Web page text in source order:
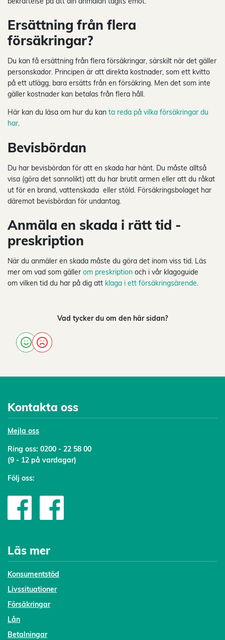
Ersättning från flera
försäkringar?
Du kan få ersättning från flera försäkringar, särskilt när det gäller
personskador. Principen är att direkta kostnader, som ett kvitto
på ett utlägg, bara ersätts från en försäkring. Men det som inte
gäller kostnader kan betalas från flera håll.
Här kan du läsa om hur du kan ta reda på vilka försäkringar du
har.
Bevisbördan
Du har bevisbördan för att en skada har hänt. Du måste alltså
visa (göra det sannolikt) att du har brutit armen eller att du råkat
ut för en brand, vattenskada eller stöld. Försäkringsbolaget har
däremot bevisbördan för undantag.
Anmäla en skada i rätt tid -
preskription
När du anmäler en skada måste du göra det inom viss tid. Läs
mer om vad som gäller om preskription och i vår klagoguide
om vilken tid du har på dig att klaga i ett försäkringsärende.
Vad tycker du om den här sidan?
Kontakta oss
Mejl a oss
Ring oss: 0200 - 22 58 00
(9 - 12 på vardagar)
Följ oss:
Läs mer
Konsumentstöd
Livssituationer
Försäkringar
Lån
Betalningar